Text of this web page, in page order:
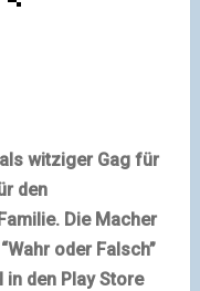
witziger Gag für
den
Die Macher
oder Falsch”
in den Play Store